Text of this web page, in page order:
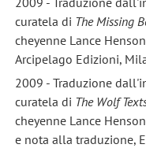
curatela di The Missing
cheyenne Lance
Arcipelago Edizioni,
2009 - Traduzione
curatela di The Wolf
cheyenne Lance
e nota alla traduzione,